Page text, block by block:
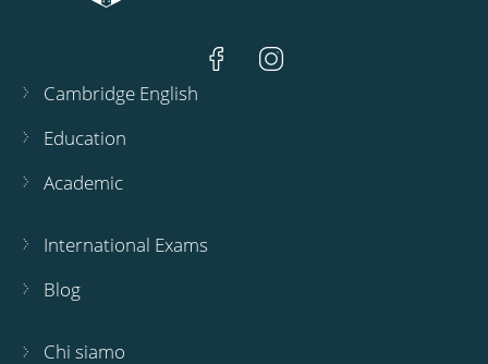
Cambridge English
Education
Academic
International Exams
Blog
Chi siamo